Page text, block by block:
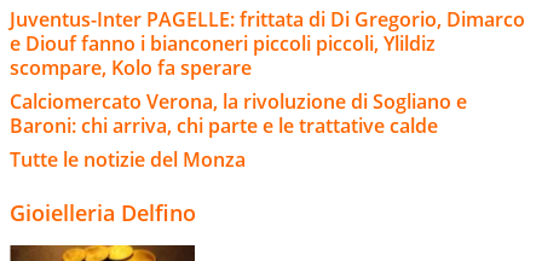
Juventus-Inter PAGELLE: frittata di Di Gregorio, Dimarco
e Diouf fanno i bianconeri piccoli piccoli, Ylildiz
scompare, Kolo fa sperare
Calciomercato Verona, la rivoluzione di Sogliano e
Baroni: chi arriva, chi parte e le trattative calde
Tutte le notizie del Monza
Gioielleria Delfino